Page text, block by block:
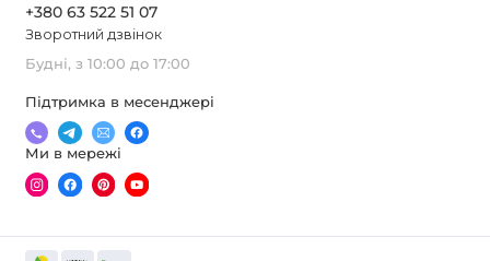
+380 63 522 51 07
Зворотний дзвінок
Будні, з 10:00 до 17:00
Підтримка в месенджері
Ми в мережі